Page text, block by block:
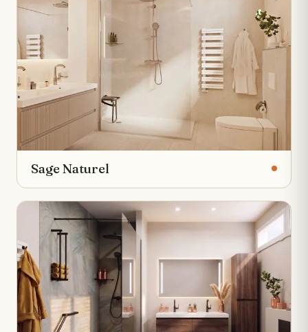
Sage Naturel